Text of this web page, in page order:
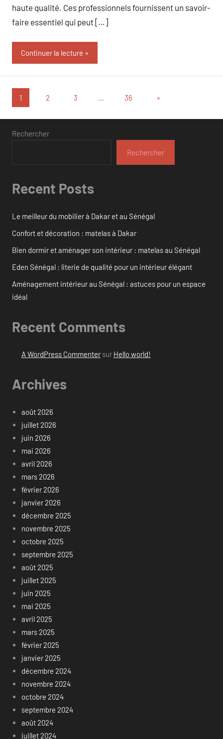
haute qualité. Ces professionnels fournissent un savoir-
faire essentiel qui peut […]
Continuer la lecture
Pagination
des
publications
1 2 3 … 36
Articles
»
Rechercher
Rechercher
Recent Posts
Le meilleur du mobilier à Dakar et au Sénégal
Confort et décoration : matelas à Dakar
Bien dormir et aménager son intérieur : matelas au Sénégal
Eden Sénégal : literie de qualité pour un intérieur élégant
Aménagement intérieur au Sénégal : astuces pour un espace
idéal
Recent Comments
A WordPress Commentersur Hello world!
Archives
août 2026
juillet 2026
juin 2026
mai 2026
avril 2026
mars 2026
février 2026
janvier 2026
décembre 2025
novembre 2025
octobre 2025
septembre 2025
août 2025
juillet 2025
juin 2025
mai 2025
avril 2025
mars 2025
février 2025
janvier 2025
décembre 2024
novembre 2024
octobre 2024
septembre 2024
août 2024
juillet 2024